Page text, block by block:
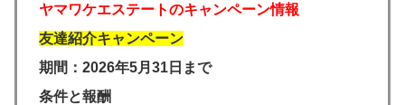
ヤマワケエステートのキャンペーン情報
友達紹介キャンペーン
期間：2026年5月31日まで
条件と報酬